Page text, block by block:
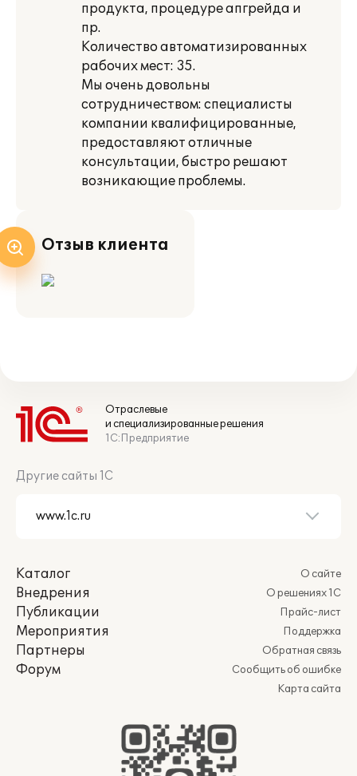
продукта, процедуре апгрейда и
пр.
Количество автоматизированных
рабочих мест: 35.
Мы очень довольны
сотрудничеством: специалисты
компании квалифицированные,
предоставляют отличные
консультации, быстро решают
возникающие проблемы.
Отзыв клиента
Отраслевые
и специализированные решения
1С:Предприятие
Другие сайты 1С
Каталог
Внедрения
Публикации
Мероприятия
Партнеры
Форум
О сайте
О решениях 1С
Прайс-лист
Поддержка
Обратная связь
Сообщить об ошибке
Карта сайта